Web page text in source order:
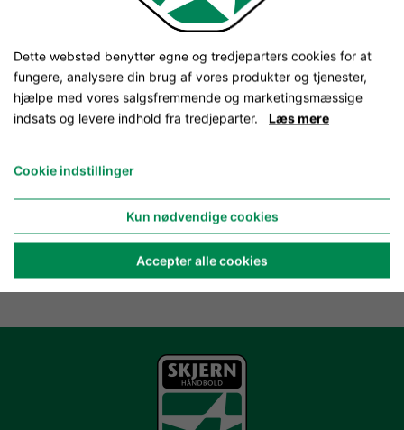
Dette websted benytter egne og tredjeparters cookies for at
fungere, analysere din brug af vores produkter og tjenester,
hjælpe med vores salgsfremmende og marketingsmæssige
indsats og levere indhold fra tredjeparter. Læs mere
Cookie indstillinger
Kun nødvendige cookies
Accepter alle cookies